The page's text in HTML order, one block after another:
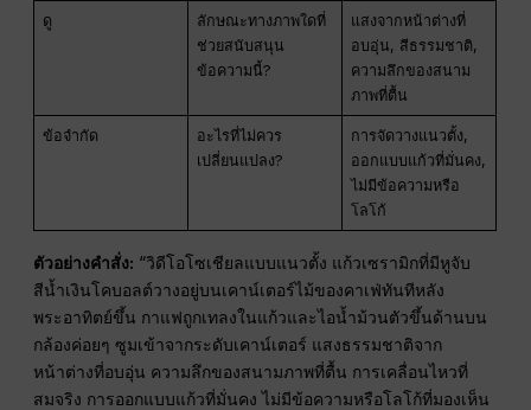
ดู
ลักษณะทางภาพใดที่
ช่วยสนับสนุน
ข้อความนี้?
แสงจากหน้าต่างที่
อบอุ่น, สีธรรมชาติ,
ความลึกของสนาม
ภาพที่ตื้น
ข้อจำกัด
อะไรที่ไม่ควร
เปลี่ยนแปลง?
การจัดวางแนวตั้ง,
ออกแบบแก้วที่มั่นคง,
ไม่มีข้อความหรือ
โลโก้
ตัวอย่างคำสั่ง: “วิดีโอโซเชียลแบบแนวตั้ง แก้วเซรามิกที่มีหูจับ
สีน้ำเงินโคบอลต์วางอยู่บนเคาน์เตอร์ไม้ของคาเฟ่ทันทีหลัง
พระอาทิตย์ขึ้น กาแฟถูกเทลงในแก้วและไอน้ำม้วนตัวขึ้นด้านบน
กล้องค่อยๆ ซูมเข้าจากระดับเคาน์เตอร์ แสงธรรมชาติจาก
หน้าต่างที่อบอุ่น ความลึกของสนามภาพที่ตื้น การเคลื่อนไหวที่
สมจริง การออกแบบแก้วที่มั่นคง ไม่มีข้อความหรือโลโก้ที่มองเห็น